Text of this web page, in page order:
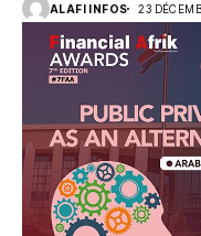
ALAFI INFOS 23